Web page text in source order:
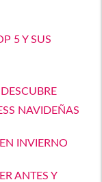
5 Y SUS
NAVIDEÑAS
INVIERNO
ANTES Y